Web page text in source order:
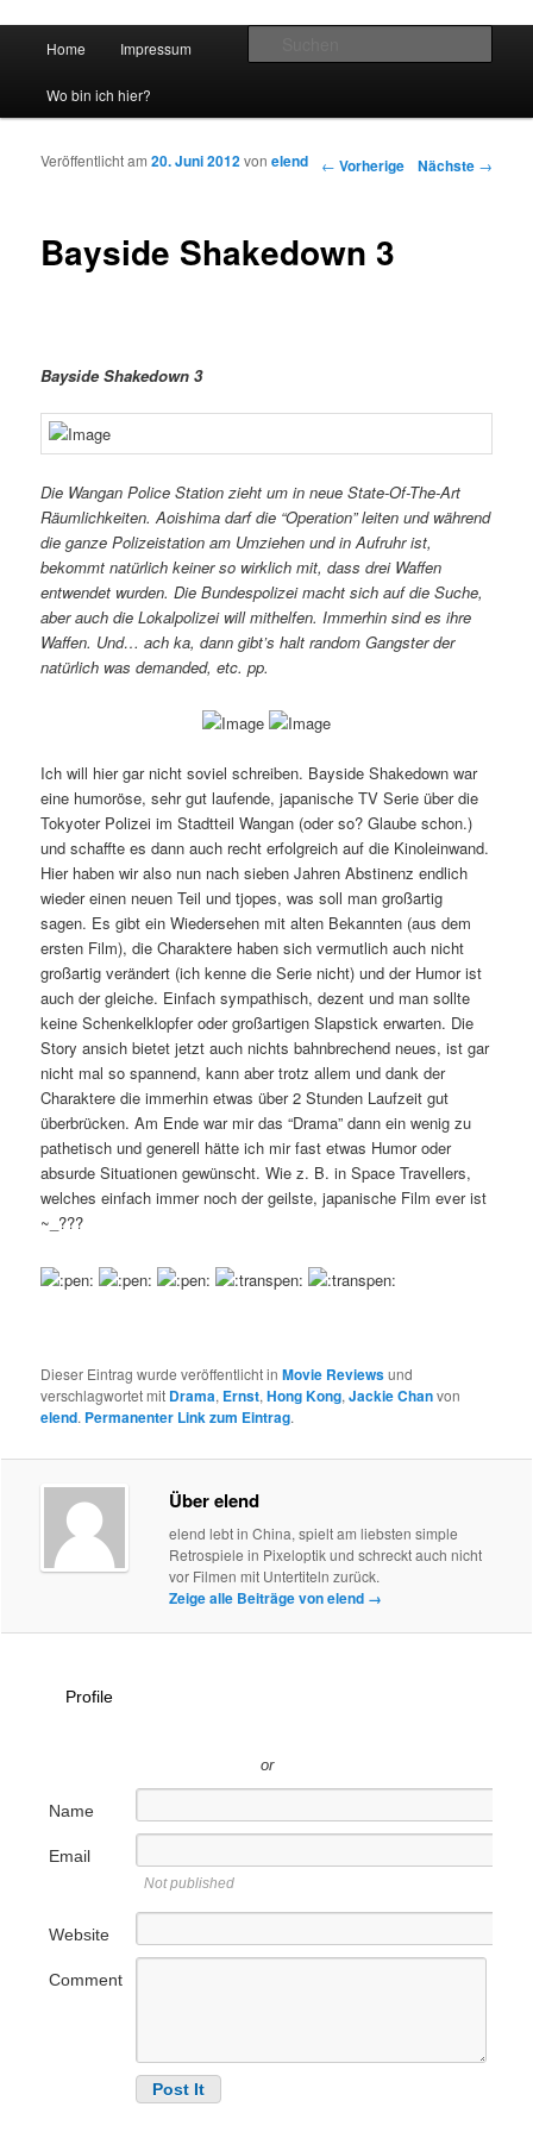
vidgames.de
Zum Inhalt wechseln
Zum sekundären Inhalt wechseln
Home Impressum
Wo bin ich hier?
Artikelnavigation
← Vorherige Nächste →
Bayside Shakedown 3
Veröffentlicht am20. Juni 2012vonelend
Bayside Shakedown 3
Die Wangan Police Station zieht um in neue State-Of-The-Art
Räumlichkeiten. Aoishima darf die “Operation” leiten und während
die ganze Polizeistation am Umziehen und in Aufruhr ist,
bekommt natürlich keiner so wirklich mit, dass drei Waffen
entwendet wurden. Die Bundespolizei macht sich auf die Suche,
aber auch die Lokalpolizei will mithelfen. Immerhin sind es ihre
Waffen. Und… ach ka, dann gibt’s halt random Gangster der
natürlich was demanded, etc. pp.
Ich will hier gar nicht soviel schreiben. Bayside Shakedown war
eine humoröse, sehr gut laufende, japanische TV Serie über die
Tokyoter Polizei im Stadtteil Wangan (oder so? Glaube schon.)
und schaffte es dann auch recht erfolgreich auf die Kinoleinwand.
Hier haben wir also nun nach sieben Jahren Abstinenz endlich
wieder einen neuen Teil und tjopes, was soll man großartig
sagen. Es gibt ein Wiedersehen mit alten Bekannten (aus dem
ersten Film), die Charaktere haben sich vermutlich auch nicht
großartig verändert (ich kenne die Serie nicht) und der Humor ist
auch der gleiche. Einfach sympathisch, dezent und man sollte
keine Schenkelklopfer oder großartigen Slapstick erwarten. Die
Story ansich bietet jetzt auch nichts bahnbrechend neues, ist gar
nicht mal so spannend, kann aber trotz allem und dank der
Charaktere die immerhin etwas über 2 Stunden Laufzeit gut
überbrücken. Am Ende war mir das “Drama” dann ein wenig zu
pathetisch und generell hätte ich mir fast etwas Humor oder
absurde Situationen gewünscht. Wie z. B. in Space Travellers,
welches einfach immer noch der geilste, japanische Film ever ist
~_???
Dieser Eintrag wurde veröffentlicht inMovie Reviewsund
verschlagwortet mit Drama, Ernst,Hong Kong,Jackie Chanvon
elend. Permanenter Link zum Eintrag.
Über elend
elend lebt in China, spielt am liebsten simple
Retrospiele in Pixeloptik und schreckt auch nicht
vor Filmen mit Untertiteln zurück.
Zeige alle Beiträge von elend →
Profile
or
Name
Email
Not published
Website
Comment